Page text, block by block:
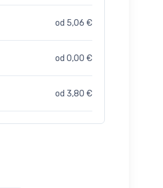
od 5,06 €
od 0,00 €
od 3,80 €